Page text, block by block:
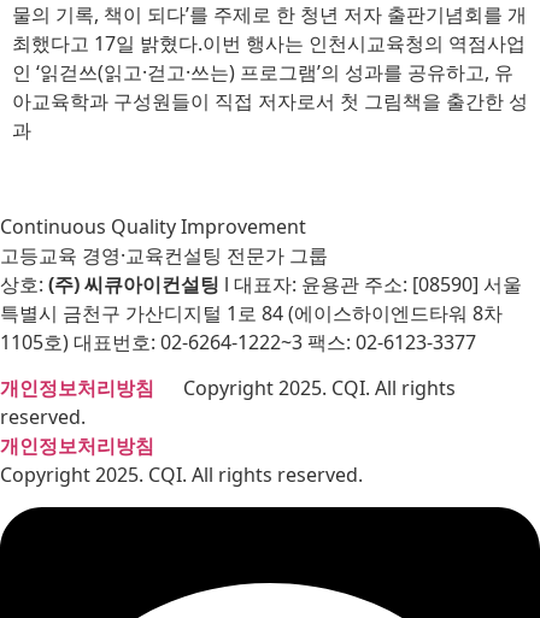
물의 기록, 책이 되다’를 주제로 한 청년 저자 출판기념회를 개
최했다고 17일 밝혔다.이번 행사는 인천시교육청의 역점사업
인 ‘읽걷쓰(읽고·걷고·쓰는) 프로그램’의 성과를 공유하고, 유
아교육학과 구성원들이 직접 저자로서 첫 그림책을 출간한 성
과
Continuous Quality Improvement
고등교육 경영·교육컨설팅 전문가 그룹
상호: (주) 씨큐아이컨설팅 l 대표자: 윤용관 주소: [08590] 서울
특별시 금천구 가산디지털 1로 84 (에이스하이엔드타워 8차
1105호) 대표번호: 02-6264-1222~3 팩스: 02-6123-3377
개인정보처리방침 Copyright 2025. CQI. All rights
reserved.
개인정보처리방침
Copyright 2025. CQI. All rights reserved.